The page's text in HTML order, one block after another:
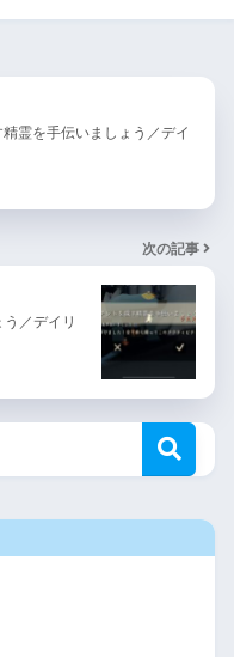
精霊を手伝いましょう／デイ
次の記事
／デイリ